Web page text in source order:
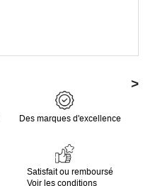
>
Des marques d'excellence
Satisfait ou remboursé
Voir les conditions